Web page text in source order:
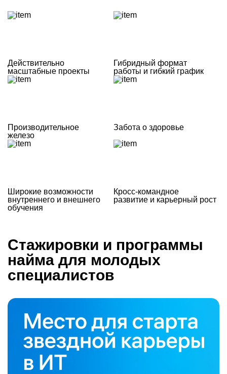
Действительно
масштабные проекты
Гибридный формат
работы и гибкий график
Производительное
железо
Забота о здоровье
Широкие возможности
внутреннего и внешнего
обучения
Кросс‑командное
развитие и карьерный рост
Стажировки и программы
найма для молодых
специалистов